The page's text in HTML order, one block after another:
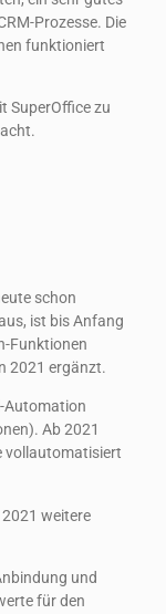
Prozesse. Die
funktioniert
SuperOffice zu
schon
ist bis Anfang
Funktionen
2021 ergänzt.
Automation
Ab 2021
vollautomatisiert
weitere
und
für den